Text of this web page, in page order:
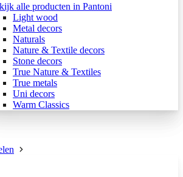
alle producten in Pantoni
Light wood
Metal decors
Naturals
Nature & Textile decors
Stone decors
True Nature & Textiles
True metals
Uni decors
Warm Classics